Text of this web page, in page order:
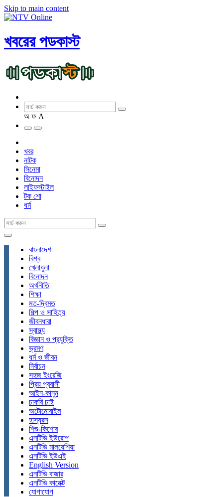
Skip to main content
খবরের পডকাস্ট
অ ফ A
খবর
নাটক
সিনেমা
বিনোদন
লাইফস্টাইল
টক শো
ধর্ম
বাংলাদেশ
বিশ্ব
খেলাধুলা
বিনোদন
অর্থনীতি
শিক্ষা
মত-দ্বিমত
শিল্প ও সাহিত্য
জীবনধারা
স্বাস্থ্য
বিজ্ঞান ও প্রযুক্তি
ভ্রমণ
ধর্ম ও জীবন
নির্বাচন
সহজ ইংরেজি
প্রিয় প্রবাসী
আইন-কানুন
চাকরি চাই
অটোমোবাইল
হাস্যরস
শিশু-কিশোর
এনটিভি ইউরোপ
এনটিভি মালয়েশিয়া
এনটিভি ইউএই
English Version
এনটিভি বাজার
এনটিভি কানেক্ট
যোগাযোগ